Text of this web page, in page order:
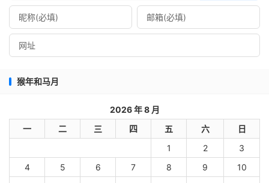
猴年和马月
2026 年 8 月
一
二 三 四 五 六
日
1
2
3
4
5 6 7 8 9
10